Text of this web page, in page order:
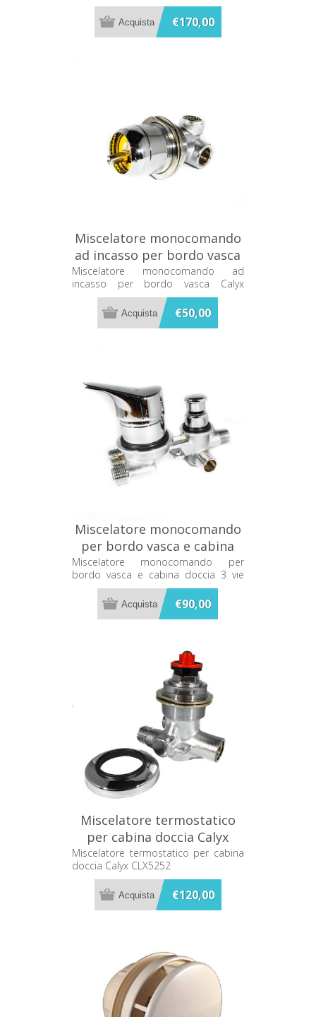
€170,00
Miscelatore monocomando
ad incasso per bordo vasca
Calyx CLX3200
Miscelatore monocomando ad
incasso per bordo vasca Calyx
CLX3200
€50,00
Miscelatore monocomando
per bordo vasca e cabina
doccia 3 vie Calyx 25300
Miscelatore monocomando per
bordo vasca e cabina doccia 3 vie
Calyx 25300
€90,00
Miscelatore termostatico
per cabina doccia Calyx
CLX5252
Miscelatore termostatico per cabina
doccia Calyx CLX5252
€120,00